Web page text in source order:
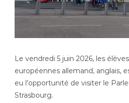
Le vendredi 5 juin 2026, les
européennes allemand, anglais,
eu l’opportunité de visiter le
Strasbourg.